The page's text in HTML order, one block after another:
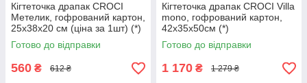
Кігтеточка драпак CROCI
Метелик, гофрований картон,
25x38x20 см (ціна за 1шт) (*)
Готово до відправки
560 ₴ 612 ₴
Кігтеточка драпак CROCI Villa
mono, гофрований картон,
42x35x50см (*)
Готово до відправки
1 170 ₴ 1 279 ₴